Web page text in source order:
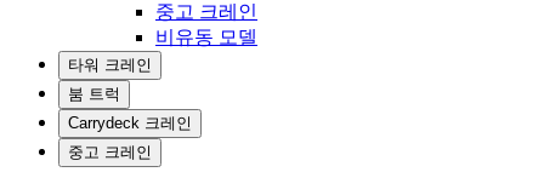
중고 크레인
비유동 모델
타워 크레인
붐 트럭
Carrydeck 크레인
중고 크레인